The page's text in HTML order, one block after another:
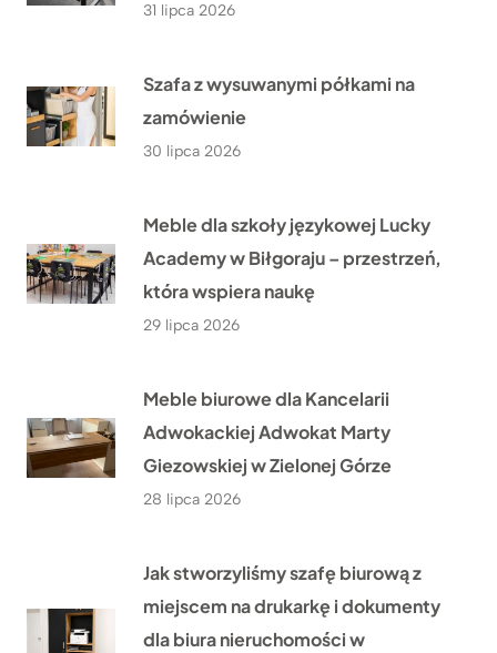
31 lipca 2026
Szafa z wysuwanymi półkami na
zamówienie
30 lipca 2026
Meble dla szkoły językowej Lucky
Academy w Biłgoraju – przestrzeń,
która wspiera naukę
29 lipca 2026
Meble biurowe dla Kancelarii
Adwokackiej Adwokat Marty
Giezowskiej w Zielonej Górze
28 lipca 2026
Jak stworzyliśmy szafę biurową z
miejscem na drukarkę i dokumenty
dla biura nieruchomości w